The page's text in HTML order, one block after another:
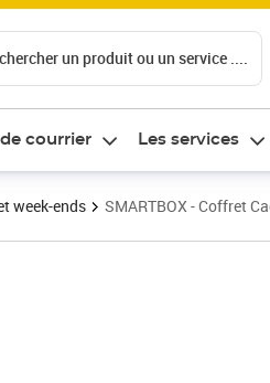
un produit ou un service ....
courrier Les services
week-ends SMARTBOX - Coffret